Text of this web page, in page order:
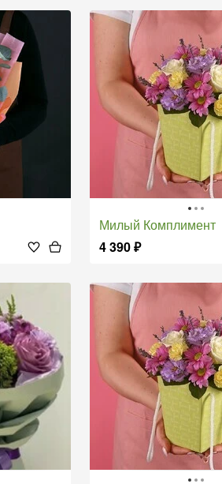
Милый Комплимент
4 390₽